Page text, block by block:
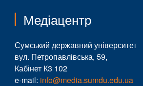
Медіацентр
Сумський державний університет
вул. Петропавлівська, 59,
Кабінет К3 102
e-mail: info@media.sumdu.edu.ua